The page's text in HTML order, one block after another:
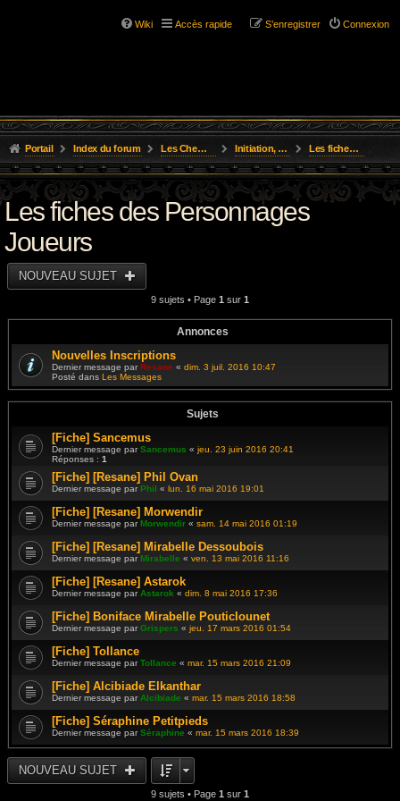
Wiki Accès rapide Connexion
S’enregistrer
Portail Index du forum Les Chemins de L'Aventure Initiation, Scénarios Courts Les fiches des Personnages Joueurs
Les fiches des Personnages
Joueurs
NOUVEAU SUJET
9 sujets • Page 1 sur 1
Annonces
Nouvelles Inscriptions
Dernier message parResane « dim. 3 juil. 2016 10:47
Posté dans Les Messages
Sujets
[Fiche] Sancemus
Dernier message parSancemus « jeu. 23 juin 2016 20:41
Réponses : 1
[Fiche] [Resane] Phil Ovan
Dernier message parPhil « lun. 16 mai 2016 19:01
[Fiche] [Resane] Morwendir
Dernier message parMorwendir « sam. 14 mai 2016 01:19
[Fiche] [Resane] Mirabelle Dessoubois
Dernier message parMirabelle « ven. 13 mai 2016 11:16
[Fiche] [Resane] Astarok
Dernier message parAstarok « dim. 8 mai 2016 17:36
[Fiche] Boniface Mirabelle Pouticlounet
Dernier message parGrispers « jeu. 17 mars 2016 01:54
[Fiche] Tollance
Dernier message parTollance « mar. 15 mars 2016 21:09
[Fiche] Alcibiade Elkanthar
Dernier message par Alcibiade « mar. 15 mars 2016 18:58
[Fiche] Séraphine Petitpieds
Dernier message parSéraphine « mar. 15 mars 2016 18:39
NOUVEAU SUJET
9 sujets • Page 1 sur 1